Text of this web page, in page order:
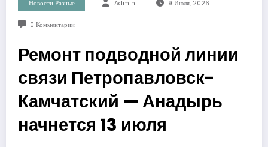
Новости Разные Admin 9 Июля, 2026
0 Комментарии
Ремонт подводной линии
связи Петропавловск-
Камчатский — Анадырь
начнется 13 июля